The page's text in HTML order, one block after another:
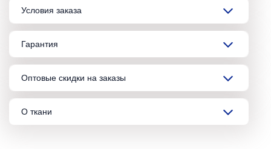
Условия заказа
Гарантия
Оптовые скидки на заказы
О ткани